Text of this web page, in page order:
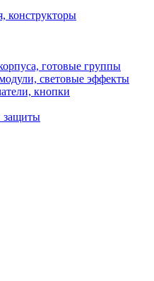
конструкторы
готовые группы
световые эффекты
кнопки
защиты